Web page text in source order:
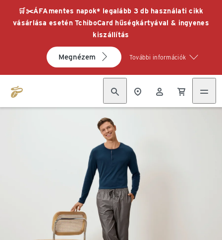
🛒✂️ÁFAmentes napok* legalább 3 db használati cikk
vásárlása esetén TchiboCard hűségkártyával & ingyenes
kiszállítás
Megnézem További információk